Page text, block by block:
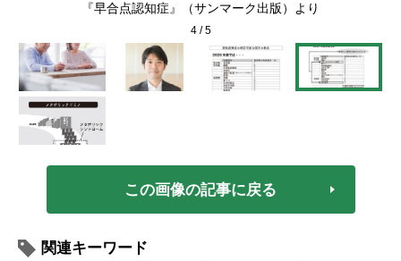
『早合点認知症』（サンマーク出版）より
4/5
この画像の記事に戻る
関連キーワード